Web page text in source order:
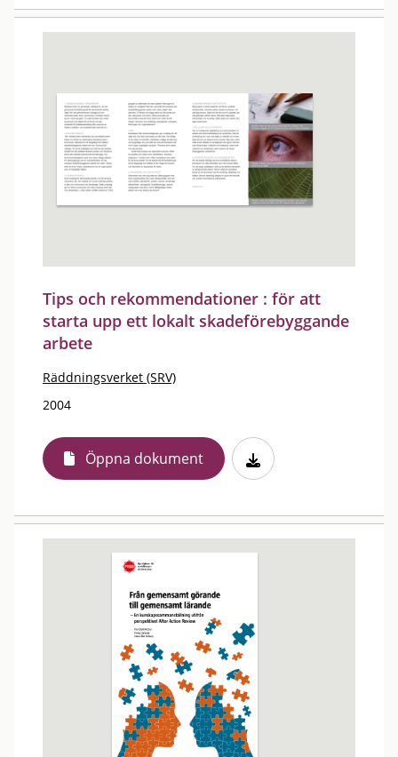
Tips och rekommendationer : för att
starta upp ett lokalt skadeförebyggande
arbete
Räddningsverket (SRV)
2004
Öppna dokument